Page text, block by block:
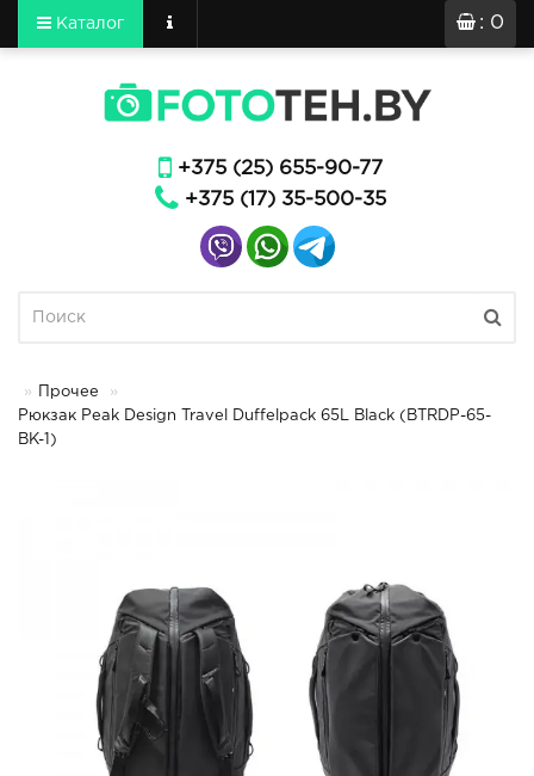
: 0
Каталог
+375 (25) 655-90-77
+375 (17) 35-500-35
Прочее
Рюкзак Peak Design Travel Duffelpack 65L Black (BTRDP-65-
BK-1)